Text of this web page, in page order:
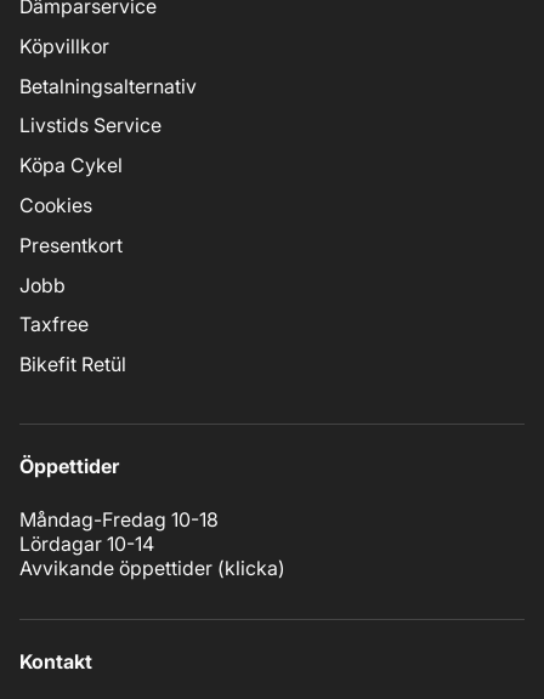
Dämparservice
Köpvillkor
Betalningsalternativ
Livstids Service
Köpa Cykel
Cookies
Presentkort
Jobb
Taxfree
Bikefit Retül
Öppettider
Måndag-Fredag 10-18
Lördagar 10-14
Avvikande öppettider (klicka)
Kontakt